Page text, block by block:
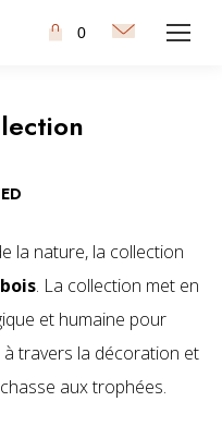
0
la nature, la collection
. La collection met en
et humaine pour
travers la décoration et
aux trophées.